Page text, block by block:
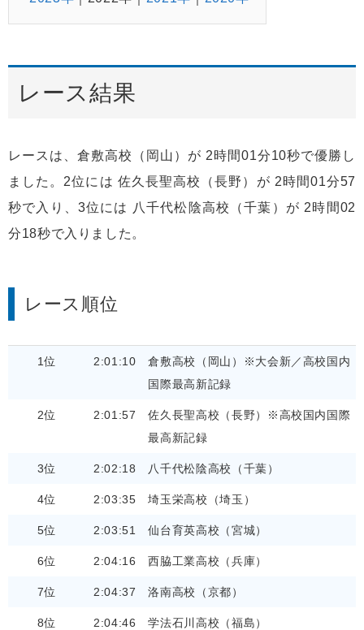
レース結果
レースは、倉敷高校（岡山）が 2時間01分10秒で優勝し
ました。2位には 佐久長聖高校（長野）が 2時間01分57
秒で入り、3位には 八千代松陰高校（千葉）が 2時間02
分18秒で入りました。
レース順位
1位 2:01:10
倉敷高校（岡山）※大会新／高校国内
国際最高新記録
2位 2:01:57
佐久長聖高校（長野）※高校国内国際
最高新記録
3位 2:02:18 八千代松陰高校（千葉）
4位 2:03:35 埼玉栄高校（埼玉）
5位 2:03:51 仙台育英高校（宮城）
6位 2:04:16 西脇工業高校（兵庫）
7位 2:04:37 洛南高校（京都）
8位 2:04:46 学法石川高校（福島）